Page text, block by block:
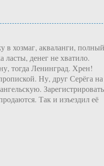
в хозмаг, акваланги, полный
ласты, денег не хватило.
тогда Ленинград. Хрен!
Ну, друг Серёга на
Так и изъездил её